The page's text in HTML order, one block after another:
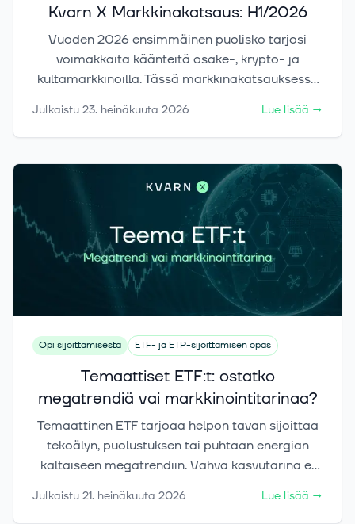
Kvarn X Markkinakatsaus: H1/2026
Vuoden 2026 ensimmäinen puolisko tarjosi
voimakkaita käänteitä osake-, krypto- ja
kultamarkkinoilla. Tässä markkinakatsauksessa
tekijöitä sekä keskeisiä riskejä ja ajureita, jotka
voivat määrittää markkinoiden suuntaa
Julkaistu 23. heinäkuuta 2026 Lue lisää →
Opi sijoittamisesta ETF- ja ETP-sijoittamisen opas
Temaattiset ETF:t: ostatko
megatrendiä vai markkinointitarinaa?
Temaattinen ETF tarjoaa helpon tavan sijoittaa
tekoälyn, puolustuksen tai puhtaan energian
kaltaiseen megatrendiin. Vahva kasvutarina ei
sijoitusta. Tässä artikkelissa selvitämme, mitä
Julkaistu 21. heinäkuuta 2026 Lue lisää →